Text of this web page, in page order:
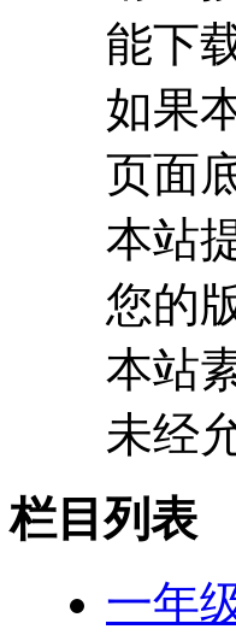
能下
如果
页面
本站
您的
本站
未经
栏目列表
一年